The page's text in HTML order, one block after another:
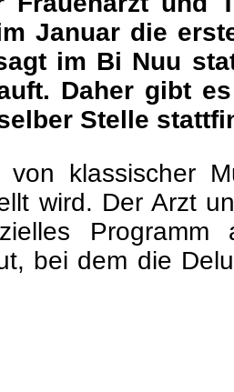
Januar die
im Bi Nuu
Daher gibt
Stelle
klassischer
wird. Der Arzt
bei dem die